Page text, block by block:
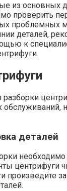
из основных
проверить
проблемных
деталей,
к
деталей
необходимо
центрифуги
произведите